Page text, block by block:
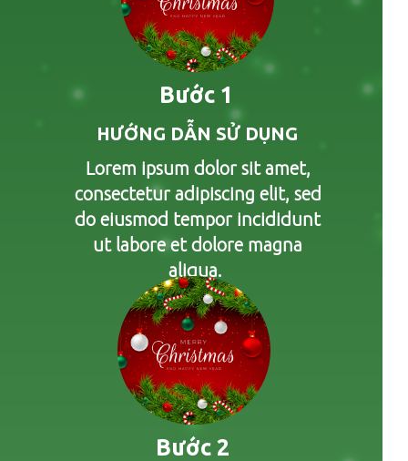
Bước 1
HƯỚNG DẪN SỬ DỤNG
Lorem ipsum dolor sit amet,
consectetur adipiscing elit, sed
do eiusmod tempor incididunt
ut labore et dolore magna
aliqua.
Bước 2